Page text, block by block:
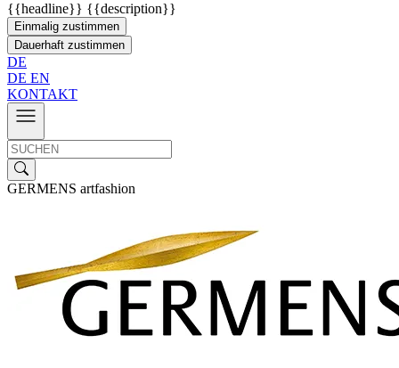
{{headline}} {{description}}
Einmalig zustimmen
Dauerhaft zustimmen
DE
DE EN
KONTAKT
GERMENS artfashion